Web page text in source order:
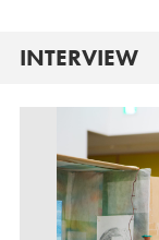
INTERVIEW